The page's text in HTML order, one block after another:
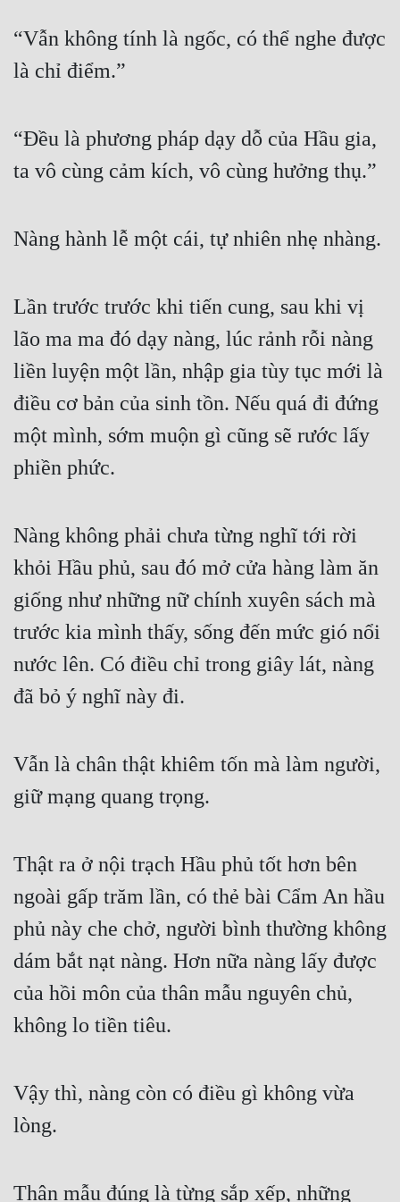
“Vẫn không tính là ngốc, có thể nghe được
là chỉ điểm.”
“Đều là phương pháp dạy dỗ của Hầu gia,
ta vô cùng cảm kích, vô cùng hưởng thụ.”
Nàng hành lễ một cái, tự nhiên nhẹ nhàng.
Lần trước trước khi tiến cung, sau khi vị
lão ma ma đó dạy nàng, lúc rảnh rỗi nàng
liền luyện một lần, nhập gia tùy tục mới là
điều cơ bản của sinh tồn. Nếu quá đi đứng
một mình, sớm muộn gì cũng sẽ rước lấy
phiền phức.
Nàng không phải chưa từng nghĩ tới rời
khỏi Hầu phủ, sau đó mở cửa hàng làm ăn
giống như những nữ chính xuyên sách mà
trước kia mình thấy, sống đến mức gió nổi
nước lên. Có điều chỉ trong giây lát, nàng
đã bỏ ý nghĩ này đi.
Vẫn là chân thật khiêm tốn mà làm người,
giữ mạng quang trọng.
Thật ra ở nội trạch Hầu phủ tốt hơn bên
ngoài gấp trăm lần, có thẻ bài Cẩm An hầu
phủ này che chở, người bình thường không
dám bắt nạt nàng. Hơn nữa nàng lấy được
của hồi môn của thân mẫu nguyên chủ,
không lo tiền tiêu.
Vậy thì, nàng còn có điều gì không vừa
lòng.
Thân mẫu đúng là từng sắp xếp, những